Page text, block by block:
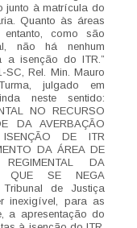
junto à matrícula do
Quanto às áreas
entanto, como são
não há nenhum
a isenção do ITR.”
SC, Rel. Min. Mauro
julgado em
neste sentido:
NO RECURSO
DA AVERBAÇÃO
DE ITR
DA ÁREA DE
DA
QUE SE NEGA
Tribunal de Justiça
inexigível, para as
a apresentação do